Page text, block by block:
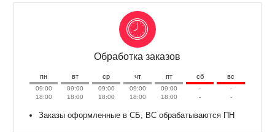
Обработка заказов
пн вт ср чт пт сб вс
09:00
18:00
09:00
18:00
09:00
18:00
09:00
18:00
09:00
18:00
-
-
-
-
Заказы оформленные в СБ, ВС обрабатываются ПН